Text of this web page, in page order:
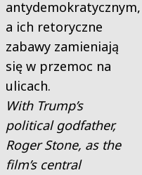
antydemokratycznym,
a ich retoryczne
zabawy zamieniają
się w przemoc na
ulicach.
With Trump’s
political godfather,
Roger Stone, as the
film’s central